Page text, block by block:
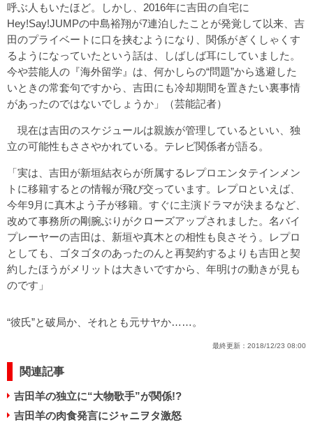
呼ぶ人もいたほど。しかし、2016年に吉田の自宅に
Hey!Say!JUMPの中島裕翔が7連泊したことが発覚して以来、吉
田のプライベートに口を挟むようになり、関係がぎくしゃくす
るようになっていたという話は、しばしば耳にしていました。
今や芸能人の『海外留学』は、何かしらの“問題”から逃避した
いときの常套句ですから、吉田にも冷却期間を置きたい裏事情
があったのではないでしょうか」（芸能記者）
現在は吉田のスケジュールは親族が管理しているといい、独
立の可能性もささやかれている。テレビ関係者が語る。
「実は、吉田が新垣結衣らが所属するレプロエンタテインメン
トに移籍するとの情報が飛び交っています。レプロといえば、
今年9月に真木よう子が移籍。すぐに主演ドラマが決まるなど、
改めて事務所の剛腕ぶりがクローズアップされました。名バイ
プレーヤーの吉田は、新垣や真木との相性も良さそう。レプロ
としても、ゴタゴタのあったのんと再契約するよりも吉田と契
約したほうがメリットは大きいですから、年明けの動きが見も
のです」
“彼氏”と破局か、それとも元サヤか……。
最終更新： 2018/12/23 08:00
関連記事
吉田羊の独立に“大物歌手”が関係!?
吉田羊の肉食発言にジャニヲタ激怒